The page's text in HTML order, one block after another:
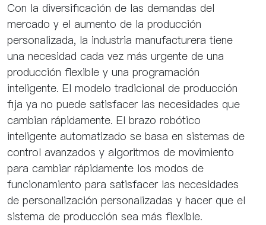
Con la diversificación de las demandas del
mercado y el aumento de la producción
personalizada, la industria manufacturera tiene
una necesidad cada vez más urgente de una
producción flexible y una programación
inteligente. El modelo tradicional de producción
fija ya no puede satisfacer las necesidades que
cambian rápidamente. El brazo robótico
inteligente automatizado se basa en sistemas de
control avanzados y algoritmos de movimiento
para cambiar rápidamente los modos de
funcionamiento para satisfacer las necesidades
de personalización personalizadas y hacer que el
sistema de producción sea más flexible.